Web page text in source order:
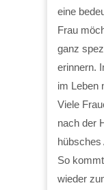
eine
Frau
ganz
erinnern.
im Leben
Viele
nach der
hübsches
So
wieder